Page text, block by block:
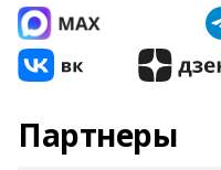
Партнеры